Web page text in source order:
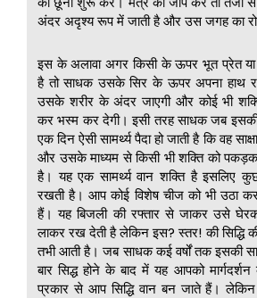
अंदर अदृश्य रूप में जाती है और उस जगह का
इस के अलावा अगर किसी के ऊपर भूत प्रेत या
है तो साधक उसके सिर के ऊपर अपना हाथ
उसके शरीर के अंदर जाएगी और कोई भी
कर भस्म कर देगी। इसी तरह साधक जब इसकी
एक दिन ऐसी सामर्थ्य पैदा हो जाती है कि वह
और उसके माध्यम से किसी भी शक्ति को
है। यह एक सामर्थ्य वान शक्ति है इसलिए
रखती है। आप कोई विशेष चीज को भी उठा
हैं। यह बिजली की रफ्तार से जाकर उसे
लाकर रख देती है लेकिन इस? स्तर! की सिद्धि
तभी आती है। जब साधक कई वर्षों तक इसकी
बार सिद्ध होने के बाद में यह आपको
प्रकार से आप सिद्धि वान बन जाते हैं।